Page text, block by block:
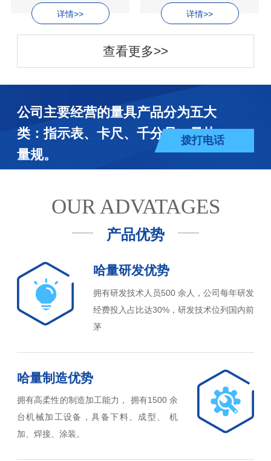
详情>> 详情>>
查看更多>>
公司主要经营的量具产品分为五大
类：指示表、卡尺、千分尺、量块、
量规。
拨打电话
OUR ADVATAGES
产品优势
哈量研发优势
拥有研发技术人员500 余人，公司每年研发
经费投入占比达30%，研发技术位列国内前
茅
哈量制造优势
拥有高柔性的制造加工能力， 拥有1500 余
台机械加工设备，具备下料、成型、 机
加、焊接、涂装。